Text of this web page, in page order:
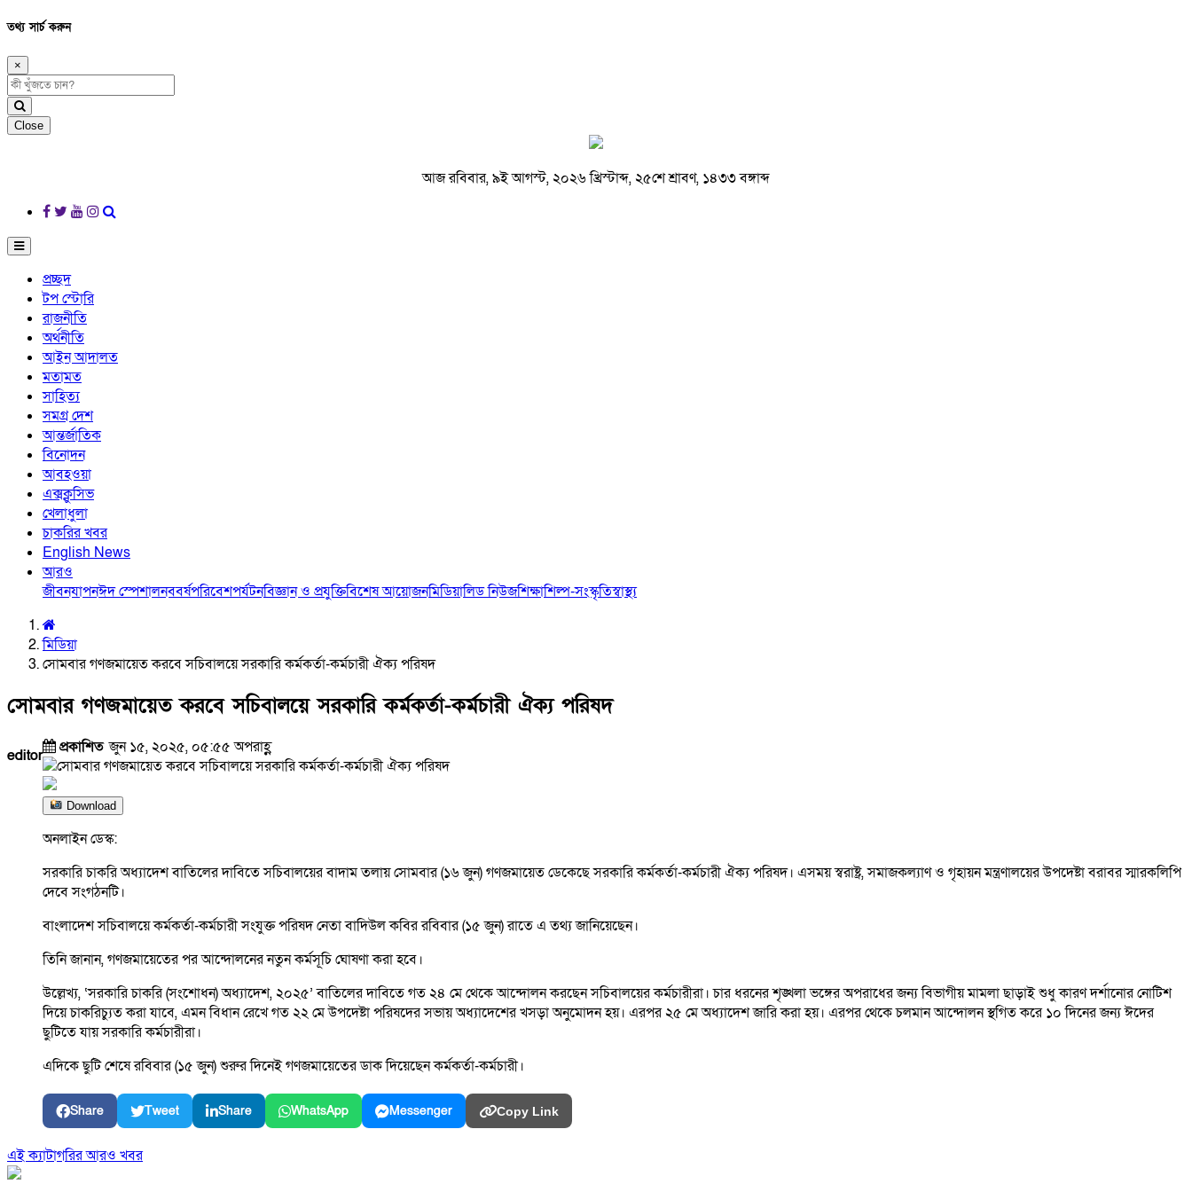
তথ্য সার্চ করুন
×
Close
আজ রবিবার, ৯ই আগস্ট, ২০২৬ খ্রিস্টাব্দ, ২৫শে শ্রাবণ, ১৪৩৩ বঙ্গাব্দ
প্রচ্ছদ
টপ স্টোরি
রাজনীতি
অর্থনীতি
আইন আদালত
মতামত
সাহিত্য
সমগ্র দেশ
আন্তর্জাতিক
বিনোদন
আবহওয়া
এক্সক্লুসিভ
খেলাধুলা
চাকরির খবর
English News
আরও
জীবনযাপনঈদ স্পেশালনববর্ষপরিবেশপর্যটনবিজ্ঞান ও প্রযুক্তিবিশেষ আয়োজনমিডিয়ালিড নিউজশিক্ষাশিল্প-সংস্কৃতিস্বাস্থ্য
মিডিয়া
সোমবার গণজমায়েত করবে সচিবালয়ে সরকারি কর্মকর্তা-কর্মচারী ঐক্য পরিষদ
সোমবার গণজমায়েত করবে সচিবালয়ে সরকারি কর্মকর্তা-কর্মচারী ঐক্য পরিষদ
editor প্রকাশিতজুন ১৫, ২০২৫, ০৫:৫৫ অপরাহ্ণ
Download
অনলাইন ডেস্ক:
সরকারি চাকরি অধ্যাদেশ বাতিলের দাবিতে সচিবালয়ের বাদাম তলায় সোমবার (১৬ জুন) গণজমায়েত ডেকেছে সরকারি কর্মকর্তা-কর্মচারী ঐক্য পরিষদ। এসময় স্বরাষ্ট্র, সমাজকল্যাণ ও গৃহায়ন মন্ত্রণালয়ের উপদেষ্টা বরাবর স্মারকলিপি
দেবে সংগঠনটি।
বাংলাদেশ সচিবালয়ে কর্মকর্তা-কর্মচারী সংযুক্ত পরিষদ নেতা বাদিউল কবির রবিবার (১৫ জুন) রাতে এ তথ্য জানিয়েছেন।
তিনি জানান, গণজমায়েতের পর আন্দোলনের নতুন কর্মসূচি ঘোষণা করা হবে।
উল্লেখ্য, ‘সরকারি চাকরি (সংশোধন) অধ্যাদেশ, ২০২৫’ বাতিলের দাবিতে গত ২৪ মে থেকে আন্দোলন করছেন সচিবালয়ের কর্মচারীরা। চার ধরনের শৃঙ্খলা ভঙ্গের অপরাধের জন্য বিভাগীয় মামলা ছাড়াই শুধু কারণ দর্শানোর নোটিশ
দিয়ে চাকরিচ্যুত করা যাবে, এমন বিধান রেখে গত ২২ মে উপদেষ্টা পরিষদের সভায় অধ্যাদেশের খসড়া অনুমোদন হয়। এরপর ২৫ মে অধ্যাদেশ জারি করা হয়। এরপর থেকে চলমান আন্দোলন স্থগিত করে ১০ দিনের জন্য ঈদের
ছুটিতে যায় সরকারি কর্মচারীরা।
এদিকে ছুটি শেষে রবিবার (১৫ জুন) শুরুর দিনেই গণজমায়েতের ডাক দিয়েছেন কর্মকর্তা-কর্মচারী।
Share Tweet Share WhatsApp Messenger Copy Link
এই ক্যাটাগরির আরও খবর